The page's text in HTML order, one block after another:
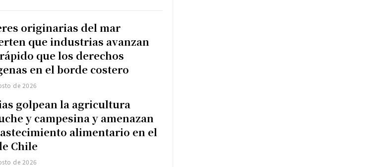
originarias del mar
que industrias avanzan
que los derechos
en el borde costero
de 2026
golpean la agricultura
y campesina y amenazan
alimentario en el
Chile
de 2026